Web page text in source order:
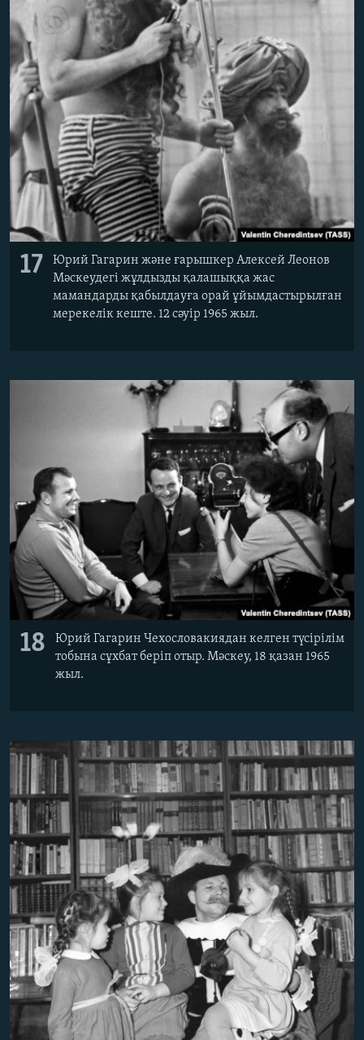
17
Юрий Гагарин және ғарышкер Алексей Леонов
Мәскеудегі жұлдызды қалашыққа жас
мамандарды қабылдауға орай ұйымдастырылған
мерекелік кеште. 12 сәуір 1965 жыл.
18
Юрий Гагарин Чехословакиядан келген түсірілім
тобына сұхбат беріп отыр. Мәскеу, 18 қазан 1965
жыл.